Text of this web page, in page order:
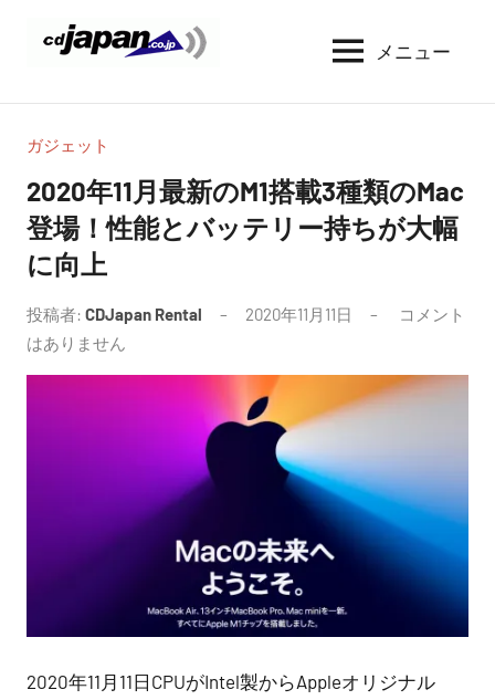
ン
CDJapan
Rental
レ
ン
タ
情
報
メニュー
ガジェット
2020年11月最新のM1搭載3種類のMac
登場！性能とバッテリー持ちが大幅
に向上
投稿者: CDJapan Rental 2020年11月11日
コメント
はありません
2020年11月11日CPUがIntel製からAppleオリジナル